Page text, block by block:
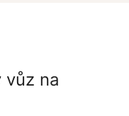
vůz na